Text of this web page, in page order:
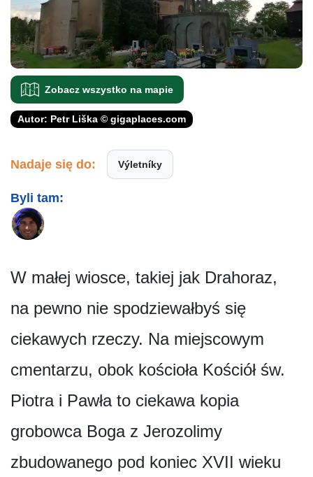
Zobacz wszystko na mapie
Autor: Petr Liška © gigaplaces.com
Nadaje się do: Výletníky
Byli tam:
W małej wiosce, takiej jak Drahoraz,
na pewno nie spodziewałbyś się
ciekawych rzeczy. Na miejscowym
cmentarzu, obok kościoła Kościół św.
Piotra i Pawła to ciekawa kopia
grobowca Boga z Jerozolimy
zbudowanego pod koniec XVII wieku